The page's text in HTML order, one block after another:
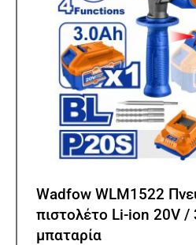
Wadfow WLM1522
πιστολέτο Li-ion 20V /
μπαταρία